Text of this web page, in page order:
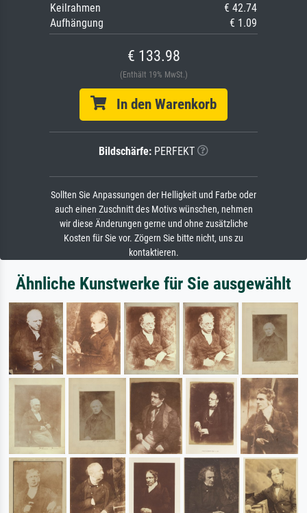
Keilrahmen
€ 42.74
Aufhängung
€ 1.09
€ 133.98
(Enthält 19% MwSt.)
In den Warenkorb
Bildschärfe: PERFEKT
Sollten Sie Anpassungen der Helligkeit und Farbe oder
auch einen Zuschnitt des Motivs wünschen, nehmen
wir diese Änderungen gerne und ohne zusätzliche
Kosten für Sie vor. Zögern Sie bitte nicht, uns zu
kontaktieren.
Ähnliche Kunstwerke für Sie ausgewählt